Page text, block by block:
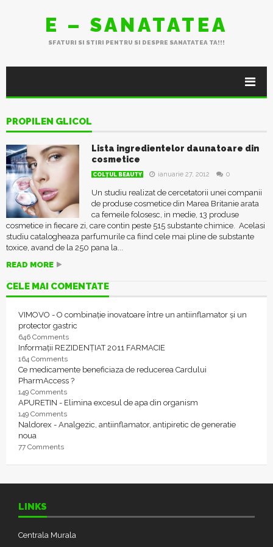
E – SANATATEA
SFATURI SI STIRI PENTRU SI DESPRE SANATATEA TA!!!
PROPILEN GLICOL
Lista ingredientelor daunatoare din
cosmetice
COLŢUL BEAUTY ianuarie 27, 2012 0
Un studiu realizat de cercetatorii unei companii
de produse cosmetice din Marea Britanie arata
ca femeile folosesc, in medie, 13 produse
cosmetice in fiecare zi, care contin peste 515 substante chimice. Acelasi
studiu catalogheaza parfumurile ca fiind cele mai pline de substante
toxice, avand de la 250 pana la...
READ MORE
CELE MAI COMENTATE
VIMOVO - O combinație inovatoare între un antiinflamator și un
protector gastric
646 Comments
Informații REZIDENȚIAT 2011 FARMACIE
164 Comments
Ce medicamente beneficiaza de reducerea Cardului
PharmAccess ?
149 Comments
APURETIN - Elimina excesul de apa din organism
149 Comments
Naldorex - Analgezic, antiinflamator, antipiretic de generatie
noua
77 Comments
LINKS
Centrala Murala